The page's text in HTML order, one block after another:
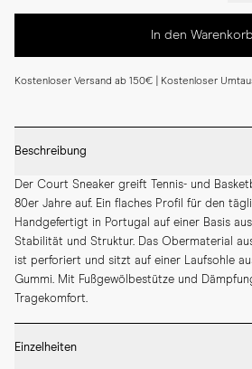
In den Warenkorb
Kostenloser Versand ab 150€ | Kostenloser
Beschreibung
Der Court Sneaker greift Tennis- und
80er Jahre auf. Ein flaches Profil für den
Handgefertigt in Portugal auf einer Basis
Stabilität und Struktur. Das Obermaterial
ist perforiert und sitzt auf einer Laufsohle
Gummi. Mit Fußgewölbestütze und
Tragekomfort.
Einzelheiten